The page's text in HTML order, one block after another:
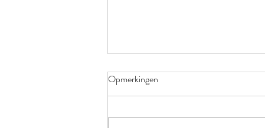
KLEURRIJK
Verdorie toch, weer vergeten!
Opmerkingen